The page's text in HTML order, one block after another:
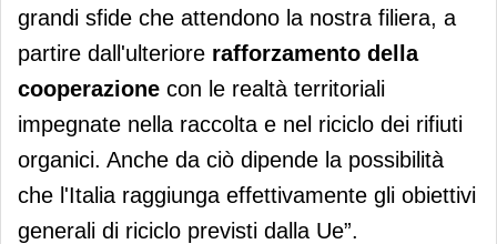
grandi sfide che attendono la nostra filiera, a
partire dall'ulteriore rafforzamento della
cooperazione con le realtà territoriali
impegnate nella raccolta e nel riciclo dei rifiuti
organici. Anche da ciò dipende la possibilità
che l'Italia raggiunga effettivamente gli obiettivi
generali di riciclo previsti dalla Ue”.